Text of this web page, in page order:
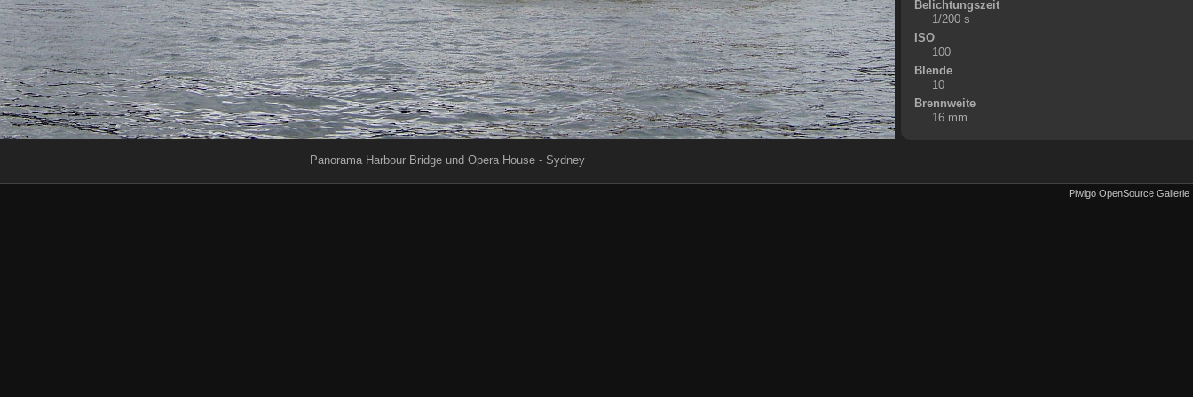
Panorama Harbour Bridge und Opera House - Sydney
Belichtungszeit
1/200 s
ISO
100
Blende
10
Brennweite
16 mm
Piwigo OpenSource Gallerie